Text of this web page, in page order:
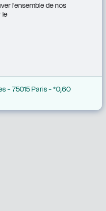
l'ensemble de nos
le
- 75015 Paris - *0,60